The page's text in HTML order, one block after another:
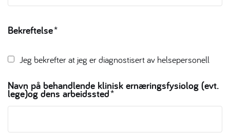
Bekreftelse*
Jeg bekrefter at jeg er diagnostisert av helsepersonell
Navn på behandlende klinisk ernæringsfysiolog (evt.
lege)og dens arbeidssted*